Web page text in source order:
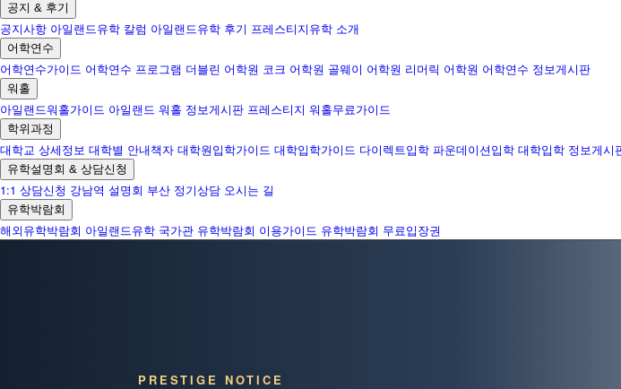
공지 & 후기
공지사항 아일랜드유학 칼럼 아일랜드유학 후기 프레스티지유학 소개
어학연수
어학연수가이드 어학연수 프로그램 더블린 어학원 코크 어학원 골웨이 어학원 리머릭 어학원 어학연수 정보게시판
워홀
아일랜드워홀가이드 아일랜드 워홀 정보게시판 프레스티지 워홀무료가이드
학위과정
대학교 상세정보 대학별 안내책자 대학원입학가이드 대학입학가이드 다이렉트입학 파운데이션입학 대학입학 정보게시
유학설명회 & 상담신청
1:1 상담신청 강남역 설명회 부산 정기상담 오시는 길
유학박람회
해외유학박람회 아일랜드유학 국가관 유학박람회 이용가이드 유학박람회 무료입장권
PRESTIGE NOTICE